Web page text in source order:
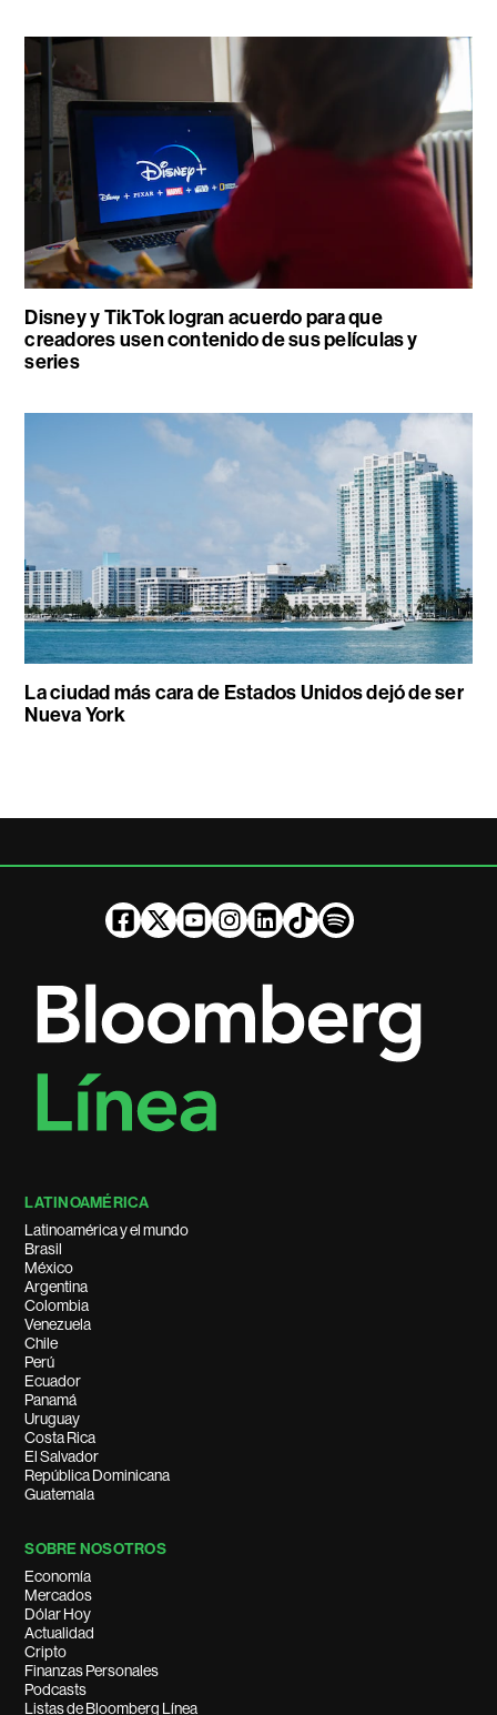
Disney y TikTok logran acuerdo para que
creadores usen contenido de sus películas y
series
La ciudad más cara de Estados Unidos dejó de ser
Nueva York
LATINOAMÉRICA
Latinoamérica y el mundo
Brasil
México
Argentina
Colombia
Venezuela
Chile
Perú
Ecuador
Panamá
Uruguay
Costa Rica
El Salvador
República Dominicana
Guatemala
SOBRE NOSOTROS
Economía
Mercados
Dólar Hoy
Actualidad
Cripto
Finanzas Personales
Podcasts
Listas de Bloomberg Línea